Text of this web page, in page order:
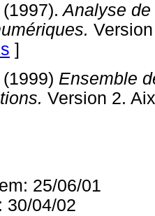
Analyse
]
Ensemble
Version 2.
25/06/01
30/04/02